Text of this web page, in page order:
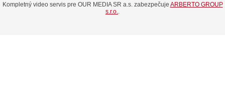
Kompletný video servis pre OUR MEDIA SR a.s. zabezpečuje ARBERTO GROUP
s.r.o..